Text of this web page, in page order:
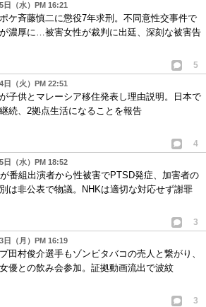
日（水）PM 16:21
ケ斉藤慎二に懲役7年求刑。不同意性交事件で
濃厚に…被害女性が裁判に出廷、深刻な被害告
5
日（火）PM 22:51
子供とマレーシア移住発表し理由説明。日本で
続、2拠点生活になることを報告
4
日（水）PM 18:52
番組出演者から性被害でPTSD発症、加害者の
は非公表で物議。NHKは適切な対応せず謝罪
3
日（月）PM 16:19
田村俊介選手もゾンビタバコの売人と繋がり、
優との飲み会参加。証拠動画流出で波紋
3